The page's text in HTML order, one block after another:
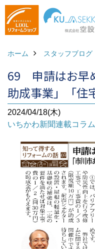
ホーム スタッフブログ
69 申請はお早
助成事業」「住
2024/04/18(木)
いちかわ新聞連載コラム